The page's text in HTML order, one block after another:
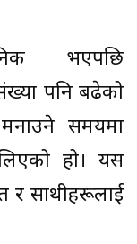
भएपछि
संख्या पनि बढेको
मनाउने समयमा
हो। यस
र साथीहरूलाई